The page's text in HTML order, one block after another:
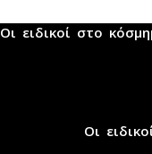
Οι ειδικοί στο
Οι